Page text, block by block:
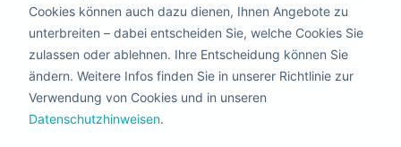
Corona Desinfektion mit giftfreien flüssigen
Produkten nebenbei durchgeführt werden.
Kita & Schule
Cookies können auch dazu dienen, Ihnen Angebote zu
unterbreiten – dabei entscheiden Sie, welche Cookies Sie
zulassen oder ablehnen. Ihre Entscheidung können Sie
ändern. Weitere Infos finden Sie in unserer Richtlinie zur
Verwendung von Cookies und in unseren
Datenschutzhinweisen.